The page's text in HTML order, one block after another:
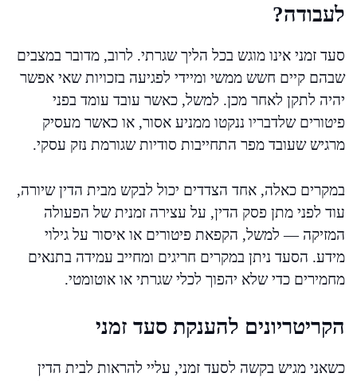
לעבודה?
סעד זמני אינו מוגש בכל הליך שגרתי. לרוב, מדובר במצבים
שבהם קיים חשש ממשי ומיידי לפגיעה בזכויות שאי אפשר
יהיה לתקן לאחר מכן. למשל, כאשר עובד עומד בפני
פיטורים שלדבריו ננקטו ממניע אסור, או כאשר מעסיק
מרגיש שעובד מפר התחייבות סודיות שגורמת נזק עסקי.
במקרים כאלה, אחד הצדדים יכול לבקש מבית הדין שיורה,
עוד לפני מתן פסק הדין, על עצירה זמנית של הפעולה
המזיקה — למשל, הקפאת פיטורים או איסור על גילוי
מידע. הסעד ניתן במקרים חריגים ומחייב עמידה בתנאים
מחמירים כדי שלא יהפוך לכלי שגרתי או אוטומטי.
הקריטריונים להענקת סעד זמני
כשאני מגיש בקשה לסעד זמני, עליי להראות לבית הדין